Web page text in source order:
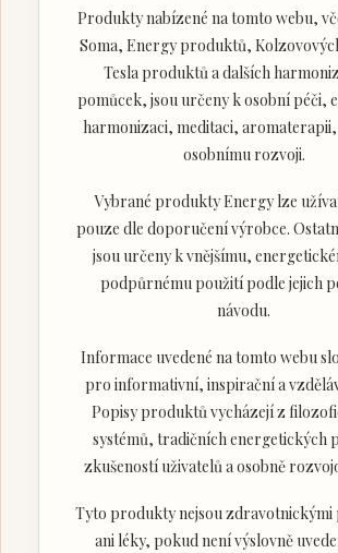
Produkty nabízené na tomto webu,
Soma, Energy produktů,
Tesla produktů a dalších
pomůcek, jsou určeny k osobní péči,
harmonizaci, meditaci,
osobnímu rozvoji.
Vybrané produkty Energy lze
pouze dle doporučení výrobce.
jsou určeny k vnějšímu,
podpůrnému použití podle jejich
návodu.
Informace uvedené na tomto webu
pro informativní, inspirační a
Popisy produktů vycházejí z
systémů, tradičních energetických
zkušeností uživatelů a osobně
Tyto produkty nejsou
ani léky, pokud není výslovně